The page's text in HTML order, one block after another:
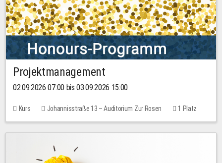
Projektmanagement
02.09.2026 07:00 bis 03.09.2026 15:00
Kurs Johannisstraße 13 – Auditorium Zur Rosen 1 Platz